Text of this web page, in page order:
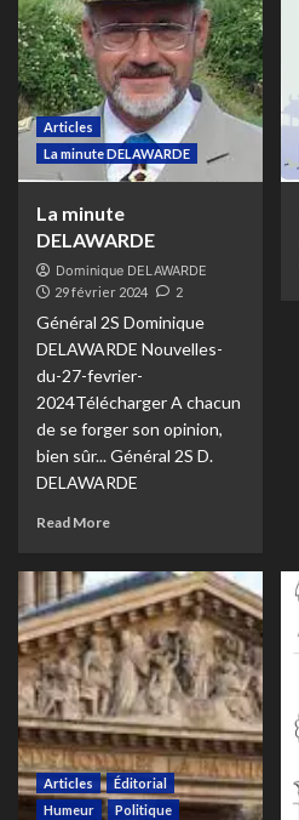
Articles
La minute DELAWARDE
La minute
DELAWARDE
Dominique DELAWARDE
29 février 2024 2
Général 2S Dominique
DELAWARDE Nouvelles-
du-27-fevrier-
2024Télécharger A chacun
de se forger son opinion,
bien sûr... Général 2S D.
DELAWARDE
Read More
Articles
Éditorial
Humeur
Politique